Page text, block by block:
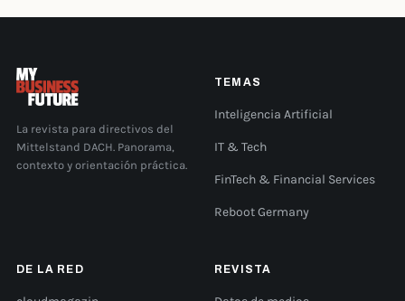
La revista para directivos del
Mittelstand DACH. Panorama,
contexto y orientación práctica.
TEMAS
Inteligencia Artificial
IT & Tech
FinTech & Financial Services
Reboot Germany
DE LA RED REVISTA